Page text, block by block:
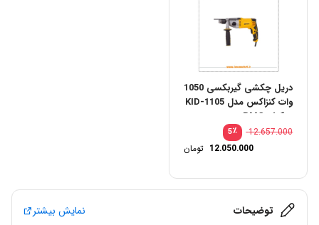
دریل چکشی گیربکسی 1050
وات کنزاکس مدل KID-1105
+ کیف BMC
٪5
12.657.000
12.050.000 تومان
توضیحات نمایش بیشتر